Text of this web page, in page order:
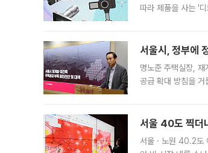
따라 제품을 사는 '
서울시, 정부에
명노준 주택실장, 재
공급 확대 방침을 거
서울 40도 찍
서울ㆍ노원 40.2도